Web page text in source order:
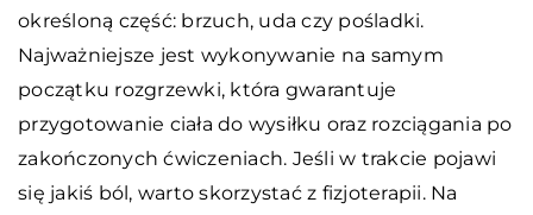
określoną część: brzuch, uda czy pośladki.
Najważniejsze jest wykonywanie na samym
początku rozgrzewki, która gwarantuje
przygotowanie ciała do wysiłku oraz rozciągania po
zakończonych ćwiczeniach. Jeśli w trakcie pojawi
się jakiś ból, warto skorzystać z fizjoterapii. Na